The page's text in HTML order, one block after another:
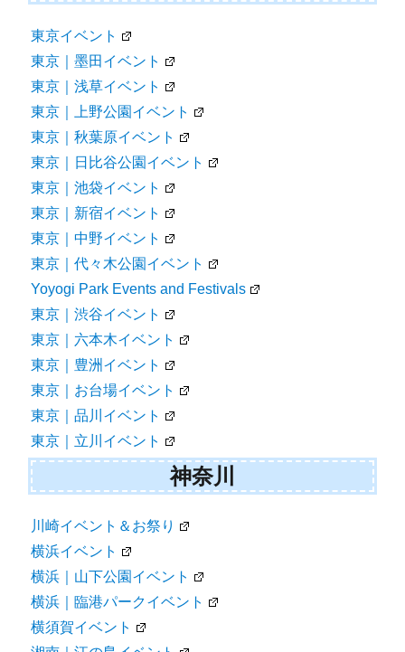
東京イベント
東京｜墨田イベント
東京｜浅草イベント
東京｜上野公園イベント
東京｜秋葉原イベント
東京｜日比谷公園イベント
東京｜池袋イベント
東京｜新宿イベント
東京｜中野イベント
東京｜代々木公園イベント
Yoyogi Park Events and Festivals
東京｜渋谷イベント
東京｜六本木イベント
東京｜豊洲イベント
東京｜お台場イベント
東京｜品川イベント
東京｜立川イベント
神奈川
川崎イベント＆お祭り
横浜イベント
横浜｜山下公園イベント
横浜｜臨港パークイベント
横須賀イベント